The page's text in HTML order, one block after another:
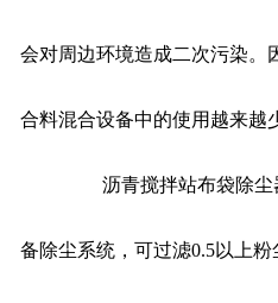
会对周边环境造成二次污染。
合料混合设备中的使用越来越
沥青搅拌站布袋除尘
备除尘系统，可过滤0.5以上